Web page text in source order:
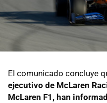
El comunicado concluye
ejecutivo de McLaren
McLaren F1, han